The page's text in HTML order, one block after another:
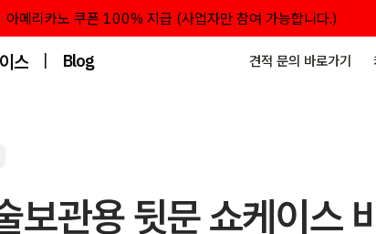
아메리카노 쿠폰 100% 지급 (사업자만 참여 가능합니다.)
스 | Blog 견적 문의 바로가기
보관용 뒷문 쇼케이스